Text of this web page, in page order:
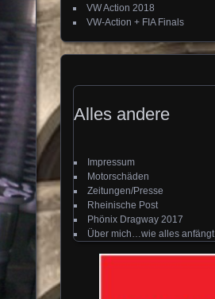
VW Action 2018
VW-Action + FIA Finals
Alles andere
Impressum
Motorschäden
Zeitungen/Presse
Rheinische Post
Phönix Dragway 2017
Über mich…wie alles anfängt